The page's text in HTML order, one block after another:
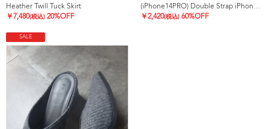
Heather Twill Tuck Skirt
￥ 7,480(税込) 20%OFF
(iPhone14PRO) Double Strap iPhone Case
￥2,420(税込) 60%OFF
SALE